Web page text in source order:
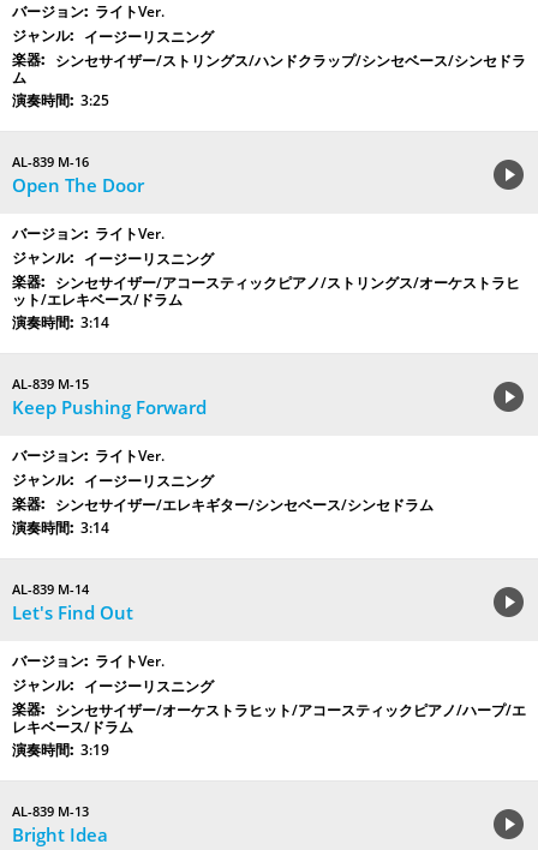
ライトVer.
イージーリスニング
シンセサイザー/ストリングス/ハンドクラップ/シンセベース/シンセドラ
ム
3:25
AL-839 M-16
Open The Door
ライトVer.
イージーリスニング
シンセサイザー/アコースティックピアノ/ストリングス/オーケストラヒ
ット/エレキベース/ドラム
3:14
AL-839 M-15
Keep Pushing Forward
ライトVer.
イージーリスニング
シンセサイザー/エレキギター/シンセベース/シンセドラム
3:14
AL-839 M-14
Let's Find Out
ライトVer.
イージーリスニング
シンセサイザー/オーケストラヒット/アコースティックピアノ/ハープ/エ
レキベース/ドラム
3:19
AL-839 M-13
Bright Idea